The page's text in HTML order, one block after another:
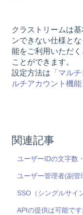
クラストリームは
ンできない仕様と
能をご利用いただ
ことができます。
設定方法は 「マル
ルチアカウント機能
関連記事
ユーザーIDの文字数
ユーザー管理者(副管
SSO（シングルサイ
APIの提供は可能です